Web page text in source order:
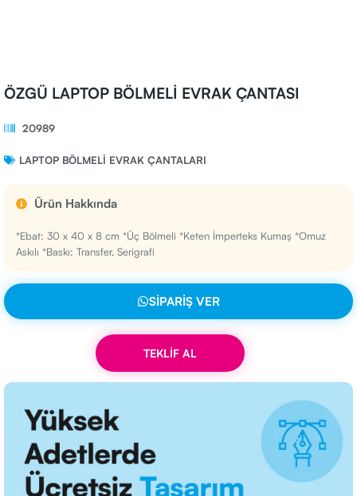
ÖZGÜ LAPTOP BÖLMELİ EVRAK ÇANTASI
20989
LAPTOP BÖLMELI EVRAK ÇANTALARI
Ürün Hakkında
*Ebat: 30 x 40 x 8 cm *Üç Bölmeli *Keten İmperteks Kumaş *Omuz
Askılı *Baskı: Transfer, Serigrafi
SIPARIŞ VER
TEKLİF AL